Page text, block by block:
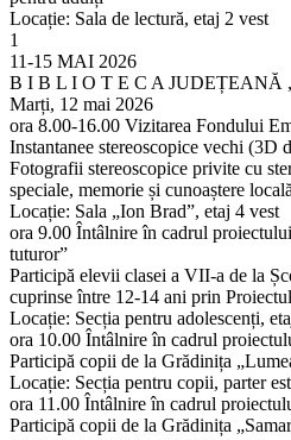
Locație: Sala de lectură, etaj 2 vest
1
11-15 MAI 2026
B I B L I O T E C A JUDEȚEANĂ
Marți, 12 mai 2026
ora 8.00-16.00 Vizitarea Fondului
Instantanee stereoscopice vechi (3D
Fotografii stereoscopice privite cu
speciale, memorie și cunoaștere locală
Locație: Sala „Ion Brad”, etaj 4 vest
ora 9.00 Întâlnire în cadrul
tuturor”
Participă elevii clasei a VII-a de la
cuprinse între 12-14 ani prin
Locație: Secția pentru adolescenți,
ora 10.00 Întâlnire în cadrul
Participă copii de la Grădinița
Locație: Secția pentru copii, parter est
ora 11.00 Întâlnire în cadrul
Participă copii de la Grădinița